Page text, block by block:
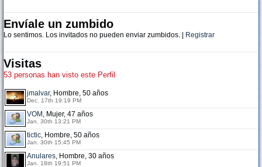
Envíale un zumbido
Lo sentimos. Los invitados no pueden enviar zumbidos. | Registrar
Visitas
53 personas han visto este Perfil
jmalvar, Hombre, 50 años
Dec. 17th 19:19 PM
VOM , Mujer, 47 años
Jan. 30th 13:21 PM
tictic, Hombre, 50 años
Jan. 30th 15:45 PM
Anulares, Hombre, 30 años
Jan. 18th 19:51 PM